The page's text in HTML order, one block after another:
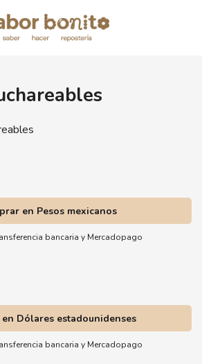
en Pesos mexicanos
bancaria y Mercadopago
Dólares estadounidenses
bancaria y Mercadopago